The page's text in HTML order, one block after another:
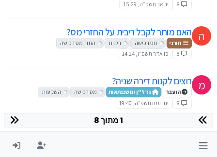
8
יב אב תשפ״ה, 15:29
ה האם מותר לקבל ריבית על החזרי מס?
תורני מס רכישה ריבית
החזר מס רכישה
8
כז אדר תשפ״ו, 14:24
מ רוצים לקנות דירה שניה?
הועבר נדל"ן ומשכנתאות מס רכישה
השקעות
8
יח תמוז תשפ״ה, 19:40
1 מתוך 8